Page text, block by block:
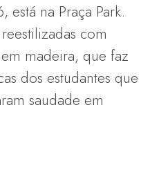
na Praça Park.
com
madeira, que faz
dos estudantes que
saudade em